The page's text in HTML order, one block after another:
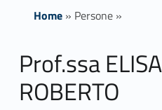
Home» Persone»
Prof.ssa
ROBERTO